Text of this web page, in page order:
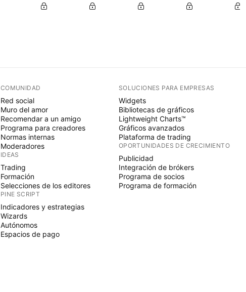
COMUNIDAD
Red social
Muro del amor
Recomendar a un amigo
Programa para creadores
Normas internas
Moderadores
IDEAS
Trading
Formación
Selecciones de los editores
PINE SCRIPT
Indicadores y estrategias
Wizards
Autónomos
Espacios de pago
SOLUCIONES PARA EMPRESAS
Widgets
Bibliotecas de gráficos
Lightweight Charts™
Gráficos avanzados
Plataforma de trading
OPORTUNIDADES DE CRECIMIENTO
Publicidad
Integración de brókers
Programa de socios
Programa de formación